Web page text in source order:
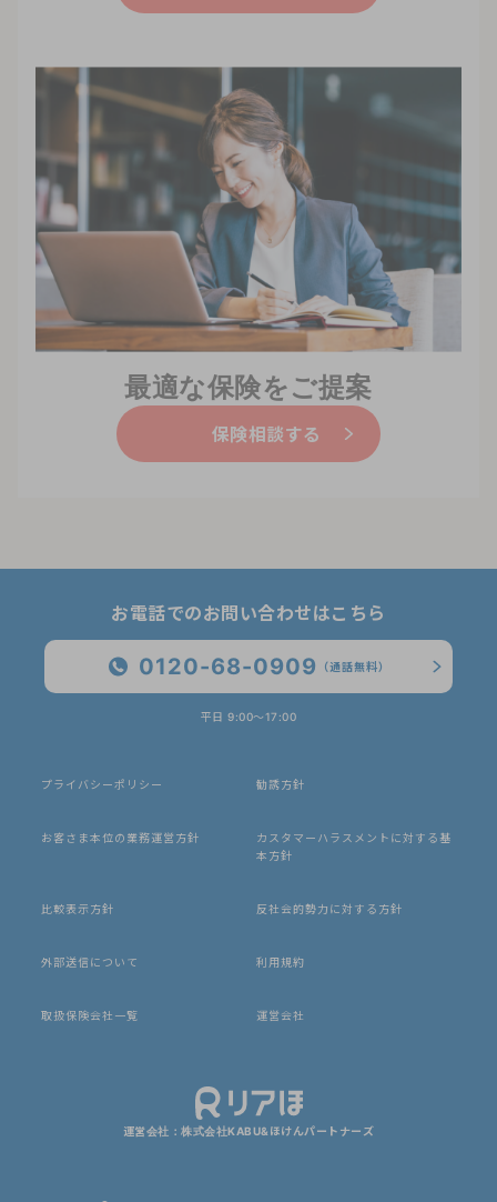
最適な保険をご提案
保険相談する
お電話でのお問い合わせはこちら
0120-68-0909 （通話無料）
平日 9:00〜17:00
プライバシーポリシー 勧誘方針
お客さま本位の業務運営方針
カスタマーハラスメントに対する基
本方針
比較表示方針 反社会的勢力に対する方針
外部送信について 利用規約
取扱保険会社一覧 運営会社
運営会社：株式会社KABU&ほけんパートナーズ